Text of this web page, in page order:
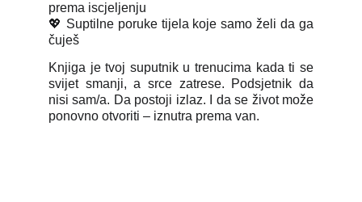
prema iscjeljenju
💖 Suptilne poruke tijela koje samo želi da ga
čuješ
Knjiga je tvoj suputnik u trenucima kada ti se
svijet smanji, a srce zatrese. Podsjetnik da
nisi sam/a. Da postoji izlaz. I da se život može
ponovno otvoriti – iznutra prema van.